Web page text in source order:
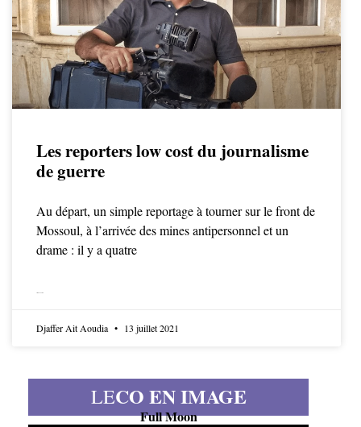
Les reporters low cost du journalisme
de guerre
Au départ, un simple reportage à tourner sur le front de
Mossoul, à l’arrivée des mines antipersonnel et un
drame : il y a quatre
Djaffer Ait Aoudia 13 juillet 2021
LECO EN IMAGE
Full Moon